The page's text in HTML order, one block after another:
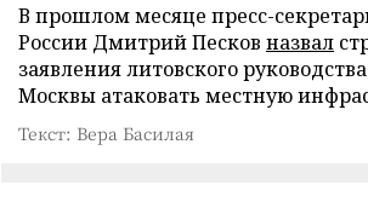
В прошлом месяце пресс-
России Дмитрий Песков назвал
заявления литовского
Москвы атаковать местную
Текст: Вера Басилая